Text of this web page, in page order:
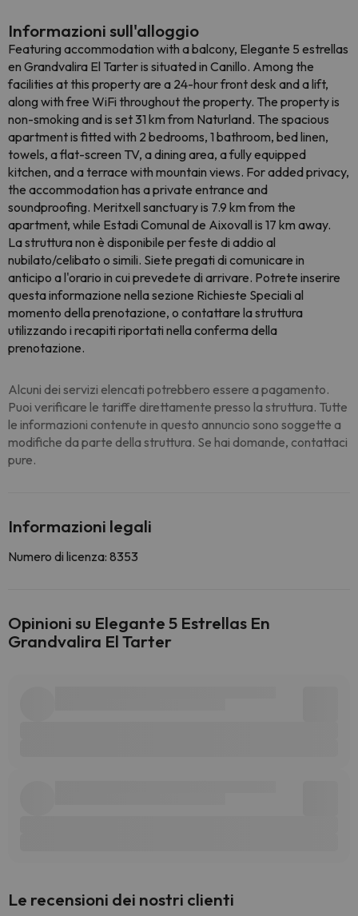
Informazioni sull'alloggio
Featuring accommodation with a balcony, Elegante 5 estrellas
en Grandvalira El Tarter is situated in Canillo. Among the
facilities at this property are a 24-hour front desk and a lift,
along with free WiFi throughout the property. The property is
non-smoking and is set 31 km from Naturland. The spacious
apartment is fitted with 2 bedrooms, 1 bathroom, bed linen,
towels, a flat-screen TV, a dining area, a fully equipped
kitchen, and a terrace with mountain views. For added privacy,
the accommodation has a private entrance and
soundproofing. Meritxell sanctuary is 7.9 km from the
apartment, while Estadi Comunal de Aixovall is 17 km away.
La struttura non è disponibile per feste di addio al
nubilato/celibato o simili. Siete pregati di comunicare in
anticipo a l'orario in cui prevedete di arrivare. Potrete inserire
questa informazione nella sezione Richieste Speciali al
momento della prenotazione, o contattare la struttura
utilizzando i recapiti riportati nella conferma della
prenotazione.
Alcuni dei servizi elencati potrebbero essere a pagamento.
Puoi verificare le tariffe direttamente presso la struttura. Tutte
le informazioni contenute in questo annuncio sono soggette a
modifiche da parte della struttura. Se hai domande, contattaci
pure.
Informazioni legali
Numero di licenza: 8353
Opinioni su Elegante 5 Estrellas En
Grandvalira El Tarter
Le recensioni dei nostri clienti